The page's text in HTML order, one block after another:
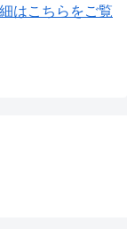
はこちらをご覧